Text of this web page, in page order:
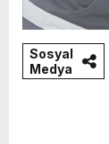
Sosyal
Medya